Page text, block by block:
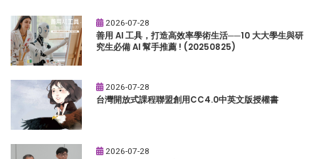
2026-07-28
善用 AI 工具，打造高效率學術生活──10 大大學生與研
究生必備 AI 幫手推薦 ! (20250825)
2026-07-28
台灣開放式課程聯盟創用CC4.0中英文版授權書
2026-07-28